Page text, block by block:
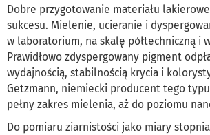
Dobre przygotowanie materiału
sukcesu. Mielenie, ucieranie i
w laboratorium, na skalę półtechniczną i
Prawidłowo zdyspergowany pigment
wydajnością, stabilnością krycia i
Getzmann, niemiecki producent tego
pełny zakres mielenia, aż do poziomu
Do pomiaru ziarnistości jako miary